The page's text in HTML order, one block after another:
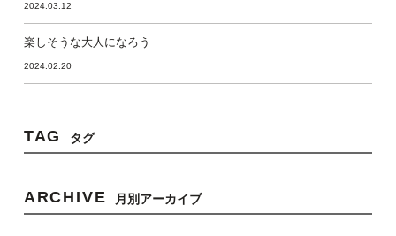
2024.03.12
楽しそうな大人になろう
2024.02.20
TAG タグ
ARCHIVE 月別アーカイブ